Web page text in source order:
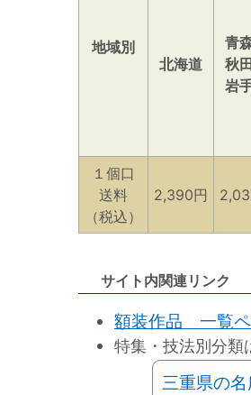
地域別
北海道
青
秋
岩
１個口
送料
（税込）
2,390円
サイト内関連リンク
額装作品 一覧ペ
特集・技法別分
三重県の